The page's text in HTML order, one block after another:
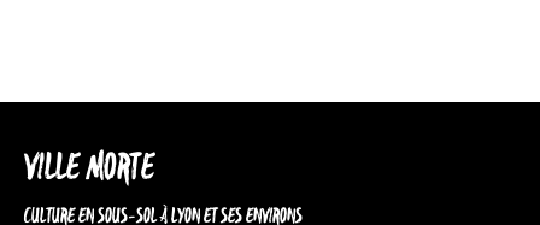
VILLE MORTE
CULTURE EN SOUS-SOL À LYON ET SES ENVIRONS